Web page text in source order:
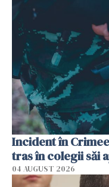
Incident în
tras în colegii săi
04 AUGUST 2026